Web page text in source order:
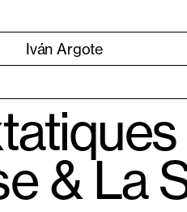
Iván Argote
& La